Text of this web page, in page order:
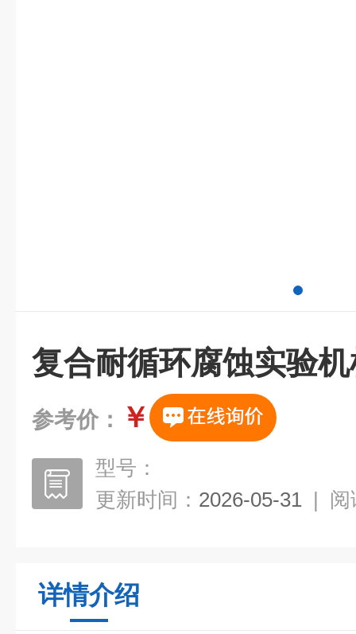
复合耐循环腐蚀实验
参考价： ￥
型号：
更新时间： 2026-05-31 | 阅
详情介绍